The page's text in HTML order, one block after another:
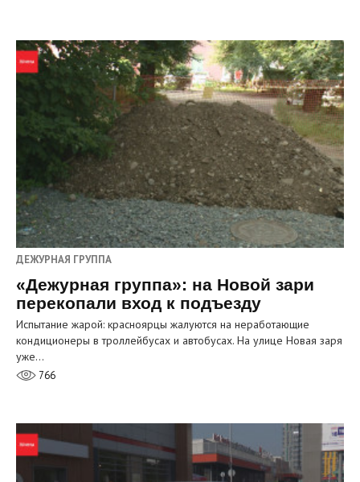
ДЕЖУРНАЯ ГРУППА
«Дежурная группа»: на Новой зари
перекопали вход к подъезду
Испытание жарой: красноярцы жалуются на неработающие
кондиционеры в троллейбусах и автобусах. На улице Новая заря
уже…
766